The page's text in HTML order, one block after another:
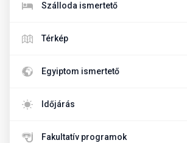
Szálloda ismertető
Térkép
Egyiptom ismertető
Időjárás
Fakultatív programok